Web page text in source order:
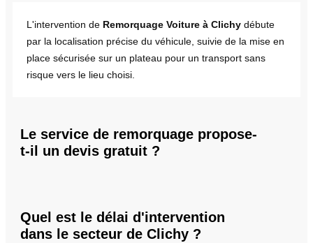
L'intervention de Remorquage Voiture à Clichy débute
par la localisation précise du véhicule, suivie de la mise en
place sécurisée sur un plateau pour un transport sans
risque vers le lieu choisi.
Le service de remorquage propose-
t-il un devis gratuit ?
Quel est le délai d'intervention
dans le secteur de Clichy ?